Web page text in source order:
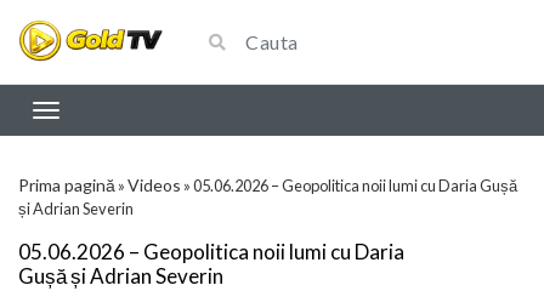
Prima pagină »Videos »05.06.2026 – Geopolitica noii lumi cu Daria Gușă
și Adrian Severin
05.06.2026 – Geopolitica noii lumi cu Daria
Gușă și Adrian Severin